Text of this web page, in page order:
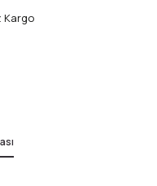
Kargo